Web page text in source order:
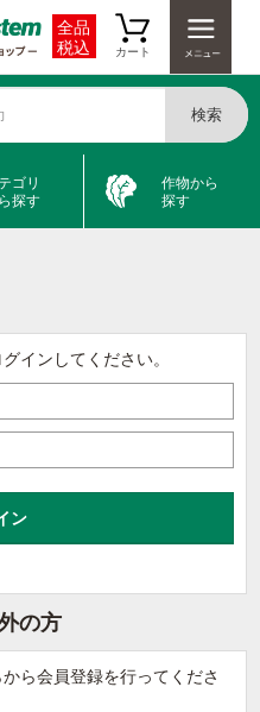
全品
税込
カート
検索
ゴリ
探す
作物から
探す
インしてください。
の方
ら会員登録を行ってくださ